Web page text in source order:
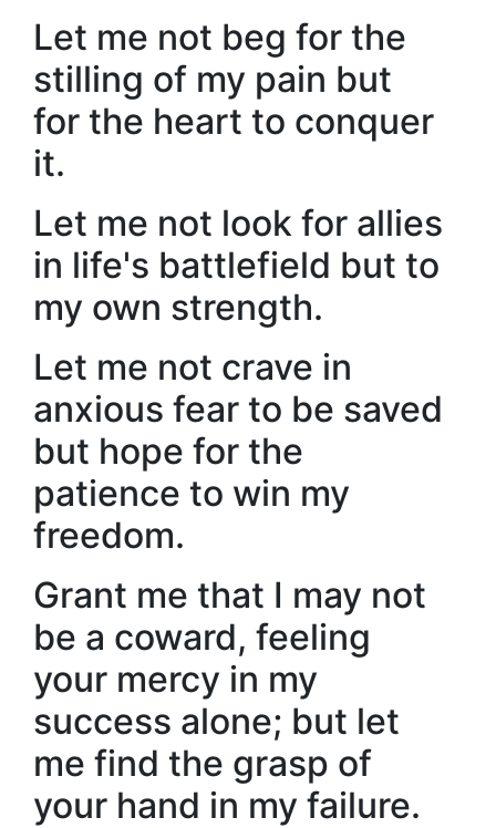
Let me not beg for the
stilling of my pain but
for the heart to conquer
it.
Let me not look for allies
in life's battlefield but to
my own strength.
Let me not crave in
anxious fear to be saved
but hope for the
patience to win my
freedom.
Grant me that I may not
be a coward, feeling
your mercy in my
success alone; but let
me find the grasp of
your hand in my failure.